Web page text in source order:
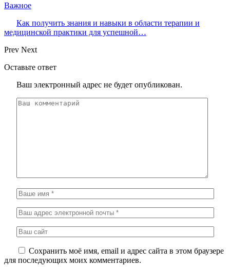
Важное
Как получить знания и навыки в области терапии и
медицинской практики для успешной…
Prev Next
Оставьте ответ
Ваш электронный адрес не будет опубликован.
Сохранить моё имя, email и адрес сайта в этом браузере
для последующих моих комментариев.